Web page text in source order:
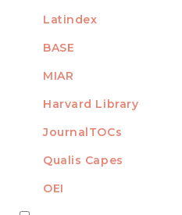
Latindex
BASE
MIAR
Harvard Library
JournalTOCs
Qualis Capes
OEI